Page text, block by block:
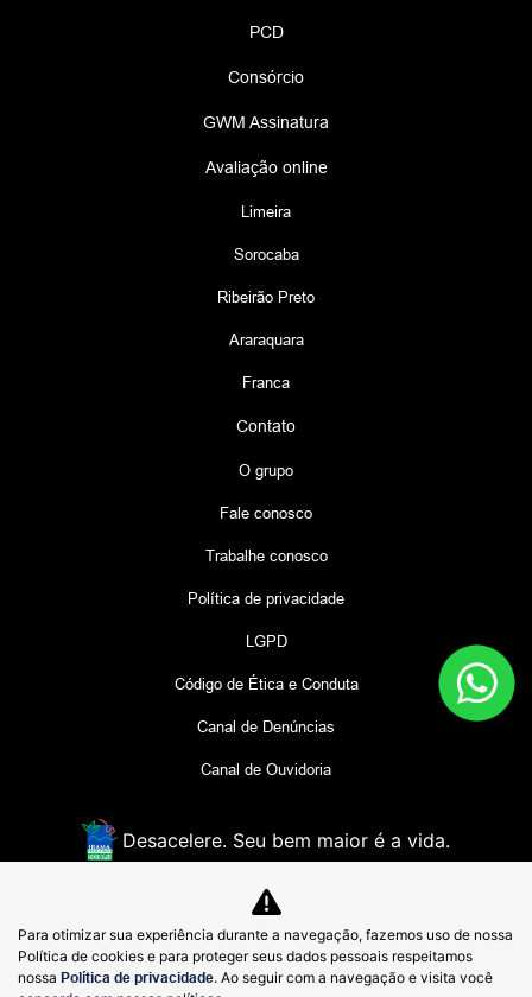
PCD
Consórcio
GWM Assinatura
Avaliação online
Limeira
Sorocaba
Ribeirão Preto
Araraquara
Franca
Contato
O grupo
Fale conosco
Trabalhe conosco
Política de privacidade
LGPD
Código de Ética e Conduta
Canal de Denúncias
Canal de Ouvidoria
Desacelere. Seu bem maior é a vida.
COMERCIAL PROTON LIMITADA
49.150.086/0001-28
Para otimizar sua experiência durante a navegação, fazemos uso de nossa
Política de cookies e para proteger seus dados pessoais respeitamos
nossa Política de privacidade. Ao seguir com a navegação e visita você